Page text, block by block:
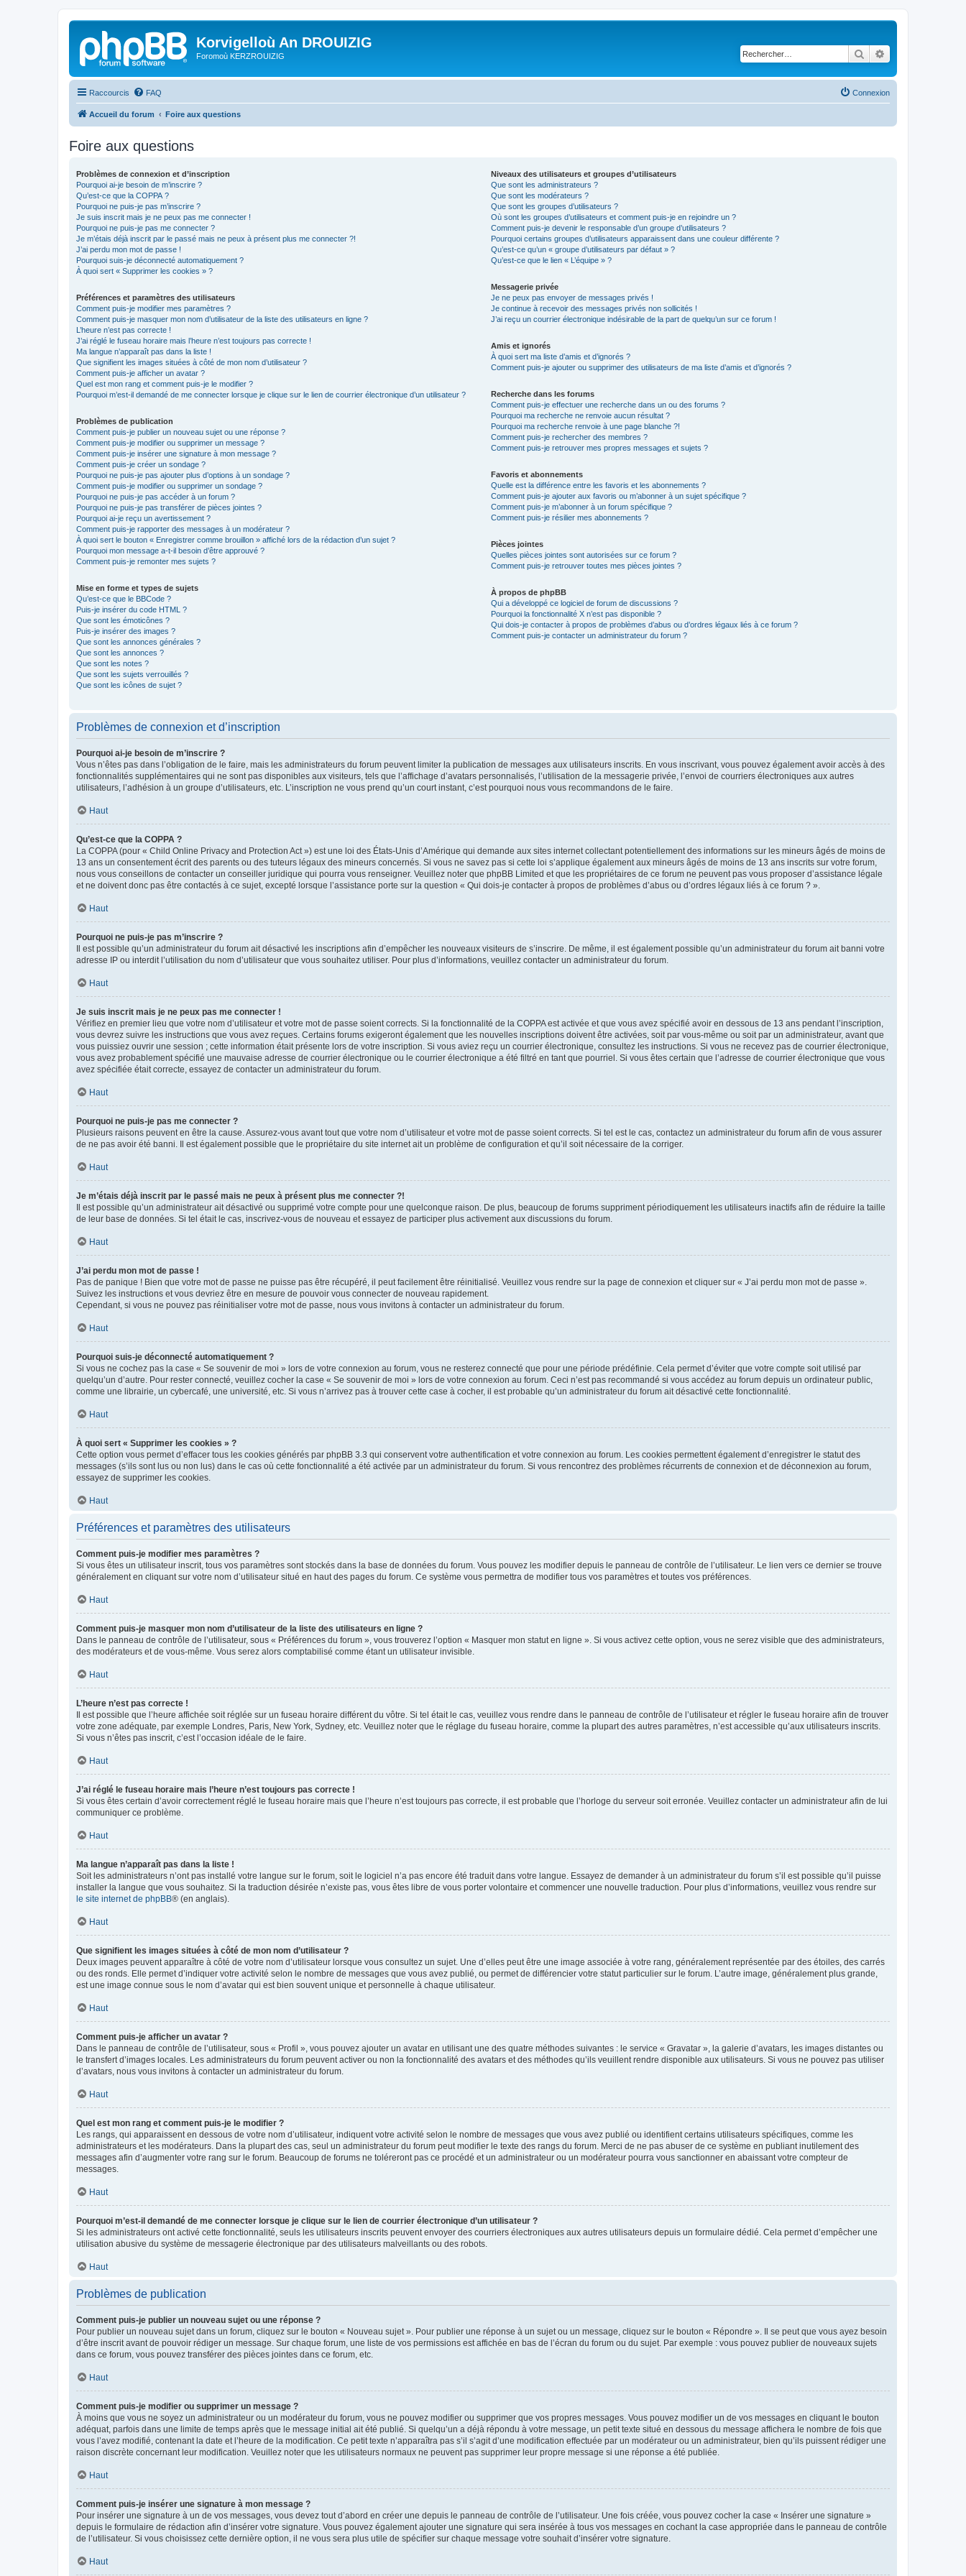
Korvigelloù An DROUIZIG
Foromoù KERZROUIZIG Rechercher
Raccourcis FAQ Connexion
Accueil du forum Foire aux questions
Foire aux questions
Problèmes de connexion et d’inscription
Pourquoi ai-je besoin de m’inscrire ?
Qu’est-ce que la COPPA ?
Pourquoi ne puis-je pas m’inscrire ?
Je suis inscrit mais je ne peux pas me connecter !
Pourquoi ne puis-je pas me connecter ?
Je m’étais déjà inscrit par le passé mais ne peux à présent plus me connecter ?!
J’ai perdu mon mot de passe !
Pourquoi suis-je déconnecté automatiquement ?
À quoi sert « Supprimer les cookies » ?
Préférences et paramètres des utilisateurs
Comment puis-je modifier mes paramètres ?
Comment puis-je masquer mon nom d’utilisateur de la liste des utilisateurs en ligne ?
L’heure n’est pas correcte !
J’ai réglé le fuseau horaire mais l’heure n’est toujours pas correcte !
Ma langue n’apparaît pas dans la liste !
Que signifient les images situées à côté de mon nom d’utilisateur ?
Comment puis-je afficher un avatar ?
Quel est mon rang et comment puis-je le modifier ?
Pourquoi m’est-il demandé de me connecter lorsque je clique sur le lien de courrier électronique d’un utilisateur ?
Problèmes de publication
Comment puis-je publier un nouveau sujet ou une réponse ?
Comment puis-je modifier ou supprimer un message ?
Comment puis-je insérer une signature à mon message ?
Comment puis-je créer un sondage ?
Pourquoi ne puis-je pas ajouter plus d’options à un sondage ?
Comment puis-je modifier ou supprimer un sondage ?
Pourquoi ne puis-je pas accéder à un forum ?
Pourquoi ne puis-je pas transférer de pièces jointes ?
Pourquoi ai-je reçu un avertissement ?
Comment puis-je rapporter des messages à un modérateur ?
À quoi sert le bouton « Enregistrer comme brouillon » affiché lors de la rédaction d’un sujet ?
Pourquoi mon message a-t-il besoin d’être approuvé ?
Comment puis-je remonter mes sujets ?
Mise en forme et types de sujets
Qu’est-ce que le BBCode ?
Puis-je insérer du code HTML ?
Que sont les émoticônes ?
Puis-je insérer des images ?
Que sont les annonces générales ?
Que sont les annonces ?
Que sont les notes ?
Que sont les sujets verrouillés ?
Que sont les icônes de sujet ?
Niveaux des utilisateurs et groupes d’utilisateurs
Que sont les administrateurs ?
Que sont les modérateurs ?
Que sont les groupes d’utilisateurs ?
Où sont les groupes d’utilisateurs et comment puis-je en rejoindre un ?
Comment puis-je devenir le responsable d’un groupe d’utilisateurs ?
Pourquoi certains groupes d’utilisateurs apparaissent dans une couleur différente ?
Qu’est-ce qu’un « groupe d’utilisateurs par défaut » ?
Qu’est-ce que le lien « L’équipe » ?
Messagerie privée
Je ne peux pas envoyer de messages privés !
Je continue à recevoir des messages privés non sollicités !
J’ai reçu un courrier électronique indésirable de la part de quelqu’un sur ce forum !
Amis et ignorés
À quoi sert ma liste d’amis et d’ignorés ?
Comment puis-je ajouter ou supprimer des utilisateurs de ma liste d’amis et d’ignorés ?
Recherche dans les forums
Comment puis-je effectuer une recherche dans un ou des forums ?
Pourquoi ma recherche ne renvoie aucun résultat ?
Pourquoi ma recherche renvoie à une page blanche ?!
Comment puis-je rechercher des membres ?
Comment puis-je retrouver mes propres messages et sujets ?
Favoris et abonnements
Quelle est la différence entre les favoris et les abonnements ?
Comment puis-je ajouter aux favoris ou m’abonner à un sujet spécifique ?
Comment puis-je m’abonner à un forum spécifique ?
Comment puis-je résilier mes abonnements ?
Pièces jointes
Quelles pièces jointes sont autorisées sur ce forum ?
Comment puis-je retrouver toutes mes pièces jointes ?
À propos de phpBB
Qui a développé ce logiciel de forum de discussions ?
Pourquoi la fonctionnalité X n’est pas disponible ?
Qui dois-je contacter à propos de problèmes d’abus ou d’ordres légaux liés à ce forum ?
Comment puis-je contacter un administrateur du forum ?
Problèmes de connexion et d’inscription
Pourquoi ai-je besoin de m’inscrire ?
Vous n’êtes pas dans l’obligation de le faire, mais les administrateurs du forum peuvent limiter la publication de messages aux utilisateurs inscrits. En vous inscrivant, vous pouvez également avoir accès à des
fonctionnalités supplémentaires qui ne sont pas disponibles aux visiteurs, tels que l’affichage d’avatars personnalisés, l’utilisation de la messagerie privée, l’envoi de courriers électroniques aux autres
utilisateurs, l’adhésion à un groupe d’utilisateurs, etc. L’inscription ne vous prend qu’un court instant, c’est pourquoi nous vous recommandons de le faire.
Haut
Qu’est-ce que la COPPA ?
La COPPA (pour « Child Online Privacy and Protection Act ») est une loi des États-Unis d’Amérique qui demande aux sites internet collectant potentiellement des informations sur les mineurs âgés de moins de
13 ans un consentement écrit des parents ou des tuteurs légaux des mineurs concernés. Si vous ne savez pas si cette loi s’applique également aux mineurs âgés de moins de 13 ans inscrits sur votre forum,
nous vous conseillons de contacter un conseiller juridique qui pourra vous renseigner. Veuillez noter que phpBB Limited et que les propriétaires de ce forum ne peuvent pas vous proposer d’assistance légale
et ne doivent donc pas être contactés à ce sujet, excepté lorsque l’assistance porte sur la question « Qui dois-je contacter à propos de problèmes d’abus ou d’ordres légaux liés à ce forum ? ».
Haut
Pourquoi ne puis-je pas m’inscrire ?
Il est possible qu’un administrateur du forum ait désactivé les inscriptions afin d’empêcher les nouveaux visiteurs de s’inscrire. De même, il est également possible qu’un administrateur du forum ait banni votre
adresse IP ou interdit l’utilisation du nom d’utilisateur que vous souhaitez utiliser. Pour plus d’informations, veuillez contacter un administrateur du forum.
Haut
Je suis inscrit mais je ne peux pas me connecter !
Vérifiez en premier lieu que votre nom d’utilisateur et votre mot de passe soient corrects. Si la fonctionnalité de la COPPA est activée et que vous avez spécifié avoir en dessous de 13 ans pendant l’inscription,
vous devrez suivre les instructions que vous avez reçues. Certains forums exigeront également que les nouvelles inscriptions doivent être activées, soit par vous-même ou soit par un administrateur, avant que
vous puissiez ouvrir une session ; cette information était présente lors de votre inscription. Si vous aviez reçu un courrier électronique, consultez les instructions. Si vous ne recevez pas de courrier électronique,
vous avez probablement spécifié une mauvaise adresse de courrier électronique ou le courrier électronique a été filtré en tant que pourriel. Si vous êtes certain que l’adresse de courrier électronique que vous
avez spécifiée était correcte, essayez de contacter un administrateur du forum.
Haut
Pourquoi ne puis-je pas me connecter ?
Plusieurs raisons peuvent en être la cause. Assurez-vous avant tout que votre nom d’utilisateur et votre mot de passe soient corrects. Si tel est le cas, contactez un administrateur du forum afin de vous assurer
de ne pas avoir été banni. Il est également possible que le propriétaire du site internet ait un problème de configuration et qu’il soit nécessaire de la corriger.
Haut
Je m’étais déjà inscrit par le passé mais ne peux à présent plus me connecter ?!
Il est possible qu’un administrateur ait désactivé ou supprimé votre compte pour une quelconque raison. De plus, beaucoup de forums suppriment périodiquement les utilisateurs inactifs afin de réduire la taille
de leur base de données. Si tel était le cas, inscrivez-vous de nouveau et essayez de participer plus activement aux discussions du forum.
Haut
J’ai perdu mon mot de passe !
Pas de panique ! Bien que votre mot de passe ne puisse pas être récupéré, il peut facilement être réinitialisé. Veuillez vous rendre sur la page de connexion et cliquer sur « J’ai perdu mon mot de passe ».
Suivez les instructions et vous devriez être en mesure de pouvoir vous connecter de nouveau rapidement.
Cependant, si vous ne pouvez pas réinitialiser votre mot de passe, nous vous invitons à contacter un administrateur du forum.
Haut
Pourquoi suis-je déconnecté automatiquement ?
Si vous ne cochez pas la case « Se souvenir de moi » lors de votre connexion au forum, vous ne resterez connecté que pour une période prédéfinie. Cela permet d’éviter que votre compte soit utilisé par
quelqu’un d’autre. Pour rester connecté, veuillez cocher la case « Se souvenir de moi » lors de votre connexion au forum. Ceci n’est pas recommandé si vous accédez au forum depuis un ordinateur public,
comme une librairie, un cybercafé, une université, etc. Si vous n’arrivez pas à trouver cette case à cocher, il est probable qu’un administrateur du forum ait désactivé cette fonctionnalité.
Haut
À quoi sert « Supprimer les cookies » ?
Cette option vous permet d’effacer tous les cookies générés par phpBB 3.3 qui conservent votre authentification et votre connexion au forum. Les cookies permettent également d’enregistrer le statut des
messages (s’ils sont lus ou non lus) dans le cas où cette fonctionnalité a été activée par un administrateur du forum. Si vous rencontrez des problèmes récurrents de connexion et de déconnexion au forum,
essayez de supprimer les cookies.
Haut
Préférences et paramètres des utilisateurs
Comment puis-je modifier mes paramètres ?
Si vous êtes un utilisateur inscrit, tous vos paramètres sont stockés dans la base de données du forum. Vous pouvez les modifier depuis le panneau de contrôle de l’utilisateur. Le lien vers ce dernier se trouve
généralement en cliquant sur votre nom d’utilisateur situé en haut des pages du forum. Ce système vous permettra de modifier tous vos paramètres et toutes vos préférences.
Haut
Comment puis-je masquer mon nom d’utilisateur de la liste des utilisateurs en ligne ?
Dans le panneau de contrôle de l’utilisateur, sous « Préférences du forum », vous trouverez l’option « Masquer mon statut en ligne ». Si vous activez cette option, vous ne serez visible que des administrateurs,
des modérateurs et de vous-même. Vous serez alors comptabilisé comme étant un utilisateur invisible.
Haut
L’heure n’est pas correcte !
Il est possible que l’heure affichée soit réglée sur un fuseau horaire différent du vôtre. Si tel était le cas, veuillez vous rendre dans le panneau de contrôle de l’utilisateur et régler le fuseau horaire afin de trouver
votre zone adéquate, par exemple Londres, Paris, New York, Sydney, etc. Veuillez noter que le réglage du fuseau horaire, comme la plupart des autres paramètres, n’est accessible qu’aux utilisateurs inscrits.
Si vous n’êtes pas inscrit, c’est l’occasion idéale de le faire.
Haut
J’ai réglé le fuseau horaire mais l’heure n’est toujours pas correcte !
Si vous êtes certain d’avoir correctement réglé le fuseau horaire mais que l’heure n’est toujours pas correcte, il est probable que l’horloge du serveur soit erronée. Veuillez contacter un administrateur afin de lui
communiquer ce problème.
Haut
Ma langue n’apparaît pas dans la liste !
Soit les administrateurs n’ont pas installé votre langue sur le forum, soit le logiciel n’a pas encore été traduit dans votre langue. Essayez de demander à un administrateur du forum s’il est possible qu’il puisse
installer la langue que vous souhaitez. Si la traduction désirée n’existe pas, vous êtes libre de vous porter volontaire et commencer une nouvelle traduction. Pour plus d’informations, veuillez vous rendre sur
le site internet de phpBB® (en anglais).
Haut
Que signifient les images situées à côté de mon nom d’utilisateur ?
Deux images peuvent apparaître à côté de votre nom d’utilisateur lorsque vous consultez un sujet. Une d’elles peut être une image associée à votre rang, généralement représentée par des étoiles, des carrés
ou des ronds. Elle permet d’indiquer votre activité selon le nombre de messages que vous avez publié, ou permet de différencier votre statut particulier sur le forum. L’autre image, généralement plus grande,
est une image connue sous le nom d’avatar qui est bien souvent unique et personnelle à chaque utilisateur.
Haut
Comment puis-je afficher un avatar ?
Dans le panneau de contrôle de l’utilisateur, sous « Profil », vous pouvez ajouter un avatar en utilisant une des quatre méthodes suivantes : le service « Gravatar », la galerie d’avatars, les images distantes ou
le transfert d’images locales. Les administrateurs du forum peuvent activer ou non la fonctionnalité des avatars et des méthodes qu’ils veuillent rendre disponible aux utilisateurs. Si vous ne pouvez pas utiliser
d’avatars, nous vous invitons à contacter un administrateur du forum.
Haut
Quel est mon rang et comment puis-je le modifier ?
Les rangs, qui apparaissent en dessous de votre nom d’utilisateur, indiquent votre activité selon le nombre de messages que vous avez publié ou identifient certains utilisateurs spécifiques, comme les
administrateurs et les modérateurs. Dans la plupart des cas, seul un administrateur du forum peut modifier le texte des rangs du forum. Merci de ne pas abuser de ce système en publiant inutilement des
messages afin d’augmenter votre rang sur le forum. Beaucoup de forums ne toléreront pas ce procédé et un administrateur ou un modérateur pourra vous sanctionner en abaissant votre compteur de
messages.
Haut
Pourquoi m’est-il demandé de me connecter lorsque je clique sur le lien de courrier électronique d’un utilisateur ?
Si les administrateurs ont activé cette fonctionnalité, seuls les utilisateurs inscrits peuvent envoyer des courriers électroniques aux autres utilisateurs depuis un formulaire dédié. Cela permet d’empêcher une
utilisation abusive du système de messagerie électronique par des utilisateurs malveillants ou des robots.
Haut
Problèmes de publication
Comment puis-je publier un nouveau sujet ou une réponse ?
Pour publier un nouveau sujet dans un forum, cliquez sur le bouton « Nouveau sujet ». Pour publier une réponse à un sujet ou un message, cliquez sur le bouton « Répondre ». Il se peut que vous ayez besoin
d’être inscrit avant de pouvoir rédiger un message. Sur chaque forum, une liste de vos permissions est affichée en bas de l’écran du forum ou du sujet. Par exemple : vous pouvez publier de nouveaux sujets
dans ce forum, vous pouvez transférer des pièces jointes dans ce forum, etc.
Haut
Comment puis-je modifier ou supprimer un message ?
À moins que vous ne soyez un administrateur ou un modérateur du forum, vous ne pouvez modifier ou supprimer que vos propres messages. Vous pouvez modifier un de vos messages en cliquant le bouton
adéquat, parfois dans une limite de temps après que le message initial ait été publié. Si quelqu’un a déjà répondu à votre message, un petit texte situé en dessous du message affichera le nombre de fois que
vous l’avez modifié, contenant la date et l’heure de la modification. Ce petit texte n’apparaîtra pas s’il s’agit d’une modification effectuée par un modérateur ou un administrateur, bien qu’ils puissent rédiger une
raison discrète concernant leur modification. Veuillez noter que les utilisateurs normaux ne peuvent pas supprimer leur propre message si une réponse a été publiée.
Haut
Comment puis-je insérer une signature à mon message ?
Pour insérer une signature à un de vos messages, vous devez tout d’abord en créer une depuis le panneau de contrôle de l’utilisateur. Une fois créée, vous pouvez cocher la case « Insérer une signature »
depuis le formulaire de rédaction afin d’insérer votre signature. Vous pouvez également ajouter une signature qui sera insérée à tous vos messages en cochant la case appropriée dans le panneau de contrôle
de l’utilisateur. Si vous choisissez cette dernière option, il ne vous sera plus utile de spécifier sur chaque message votre souhait d’insérer votre signature.
Haut